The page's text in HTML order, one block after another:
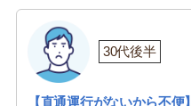
30代後半
【直通運行がないから不便】